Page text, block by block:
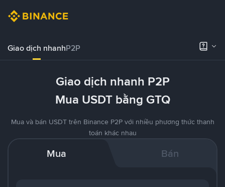
Giao dịch nhanhP2P
Giao dịch nhanh P2P
Mua USDT bằng GTQ
Mua và bán USDT trên Binance P2P với nhiều phương thức thanh
toán khác nhau
Mua Bán